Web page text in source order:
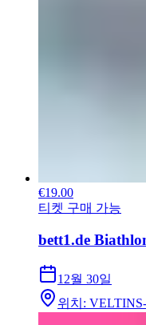
€19.00
티켓 구매 가능
bett1.de
12월 30일
위치 :